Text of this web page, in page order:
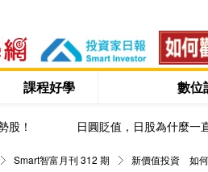
課程好學 數位
股！ 日圓貶值，日股為什麼一
Smart智富月刊 312 期 新價值投資 如